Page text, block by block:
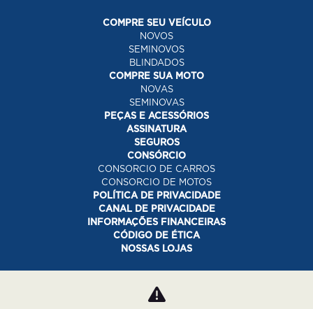
COMPRE SEU VEÍCULO
NOVOS
SEMINOVOS
BLINDADOS
COMPRE SUA MOTO
NOVAS
SEMINOVAS
PEÇAS E ACESSÓRIOS
ASSINATURA
SEGUROS
CONSÓRCIO
CONSORCIO DE CARROS
CONSORCIO DE MOTOS
POLÍTICA DE PRIVACIDADE
CANAL DE PRIVACIDADE
INFORMAÇÕES FINANCEIRAS
CÓDIGO DE ÉTICA
NOSSAS LOJAS
Desacelere. Seu bem maior é a vida.